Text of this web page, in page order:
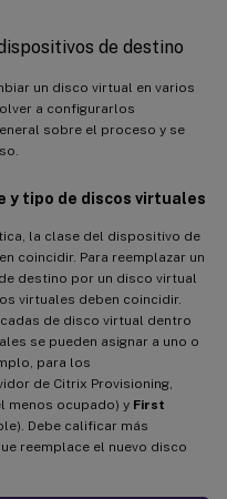
de destino
un disco virtual en varios
a configurarlos
sobre el proceso y se
y tipo de discos virtuales
la clase del dispositivo de
coincidir. Para reemplazar un
destino por un disco virtual
virtuales deben coincidir.
de disco virtual dentro
se pueden asignar a uno o
para los
de Citrix Provisioning,
menos ocupado) y First
Debe calificar más
reemplace el nuevo disco